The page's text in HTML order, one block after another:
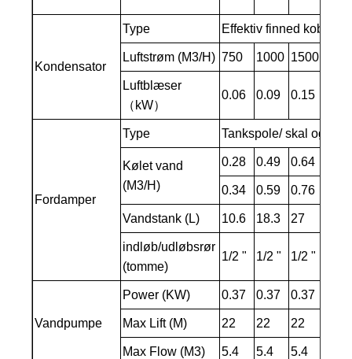
Kondensator
Type Effektiv finned
Luftstrøm (M3/H) 750 1000 1500
Luftblæser
（kW）
0.06 0.09 0.15
Fordamper
Type Tankspole/ skal og
Kølet vand
(M3/H)
0.28 0.49 0.64
0.34 0.59 0.76
Vandstank (L) 10.6 18.3 27
indløb/udløbsrør
(tomme)
1/2 " 1/2 " 1/2 "
Vandpumpe
Power (KW) 0.37 0.37 0.37
Max Lift (M) 22 22 22
Max Flow (M3) 5.4 5.4 5.4